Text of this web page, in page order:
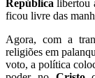
República libertou
ficou livre das
Agora, com a
religiões em
voto, a política